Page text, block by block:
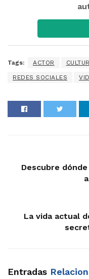
Tags: ACTOR
REDES SOCIALES
Descubre
La vida actual
Entradas